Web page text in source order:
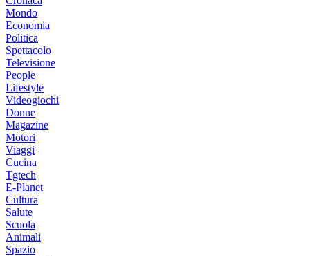
Mondo
Economia
Politica
Spettacolo
Televisione
People
Lifestyle
Videogiochi
Donne
Magazine
Motori
Viaggi
Cucina
Tgtech
E-Planet
Cultura
Salute
Scuola
Animali
Spazio